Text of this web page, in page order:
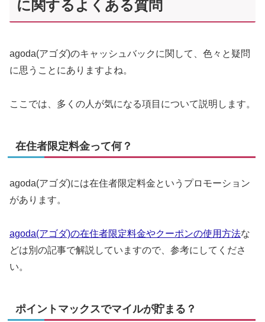
に関するよくある質問
agoda(アゴダ)のキャッシュバックに関して、色々と疑問
に思うことにありますよね。
ここでは、多くの人が気になる項目について説明します。
在住者限定料金って何？
agoda(アゴダ)には在住者限定料金というプロモーション
があります。
agoda(アゴダ)の在住者限定料金やクーポンの使用方法な
どは別の記事で解説していますので、参考にしてくださ
い。
ポイントマックスでマイルが貯まる？